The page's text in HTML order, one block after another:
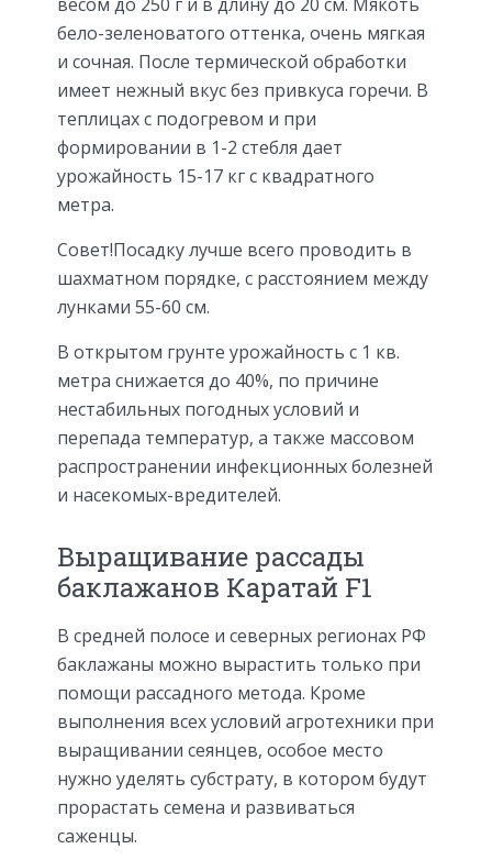
бело-зеленоватого оттенка, очень мягкая
и сочная. После термической обработки
имеет нежный вкус без привкуса горечи. В
теплицах с подогревом и при
формировании в 1-2 стебля дает
урожайность 15-17 кг с квадратного
метра.
Совет!Посадку лучше всего проводить в
шахматном порядке, с расстоянием между
лунками 55-60 см.
В открытом грунте урожайность с 1 кв.
метра снижается до 40%, по причине
нестабильных погодных условий и
перепада температур, а также массовом
распространении инфекционных болезней
и насекомых-вредителей.
Выращивание рассады
баклажанов Каратай F1
В средней полосе и северных регионах РФ
баклажаны можно вырастить только при
помощи рассадного метода. Кроме
выполнения всех условий агротехники при
выращивании сеянцев, особое место
нужно уделять субстрату, в котором будут
прорастать семена и развиваться
саженцы.